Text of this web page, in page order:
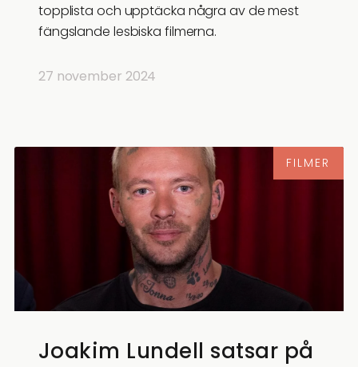
topplista och upptäcka några av de mest
fängslande lesbiska filmerna.
27 november 2024
FILMER
Joakim Lundell satsar på